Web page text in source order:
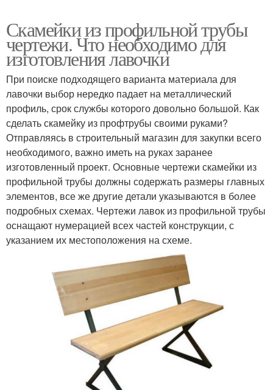
Скамейки из профильной трубы
чертежи. Что необходимо для
изготовления лавочки
При поиске подходящего варианта материала для
лавочки выбор нередко падает на металлический
профиль, срок службы которого довольно большой. Как
сделать скамейку из профтрубы своими руками?
Отправляясь в строительный магазин для закупки всего
необходимого, важно иметь на руках заранее
изготовленный проект. Основные чертежи скамейки из
профильной трубы должны содержать размеры главных
элементов, все же другие детали указываются в более
подробных схемах. Чертежи лавок из профильной трубы
оснащают нумерацией всех частей конструкции, с
указанием их местоположения на схеме.